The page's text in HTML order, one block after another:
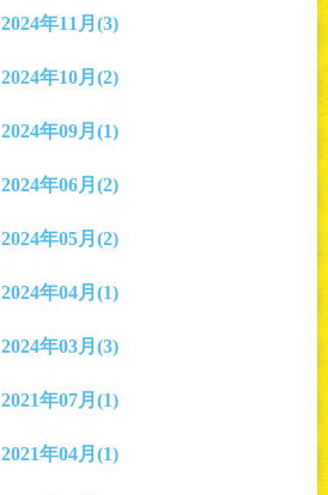
2024年11月(3)
2024年10月(2)
2024年09月(1)
2024年06月(2)
2024年05月(2)
2024年04月(1)
2024年03月(3)
2021年07月(1)
2021年04月(1)